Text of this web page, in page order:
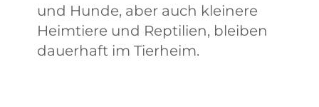
und Hunde, aber auch kleinere
Heimtiere und Reptilien, bleiben
dauerhaft im Tierheim.